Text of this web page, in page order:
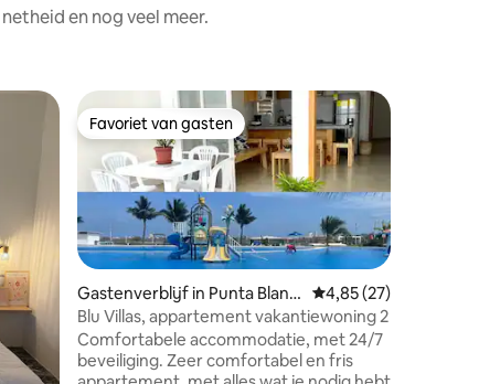
en nog veel meer.
Favoriet van gasten
Favoriet van gasten
Gastenverblijf in Punta Blanc
a
Gemiddelde
4,85 (27)
Blu Villas, appartement vakantiewoning 2
Comfortabele accommodatie, met 24/7
beveiliging. Zeer comfortabel en fris